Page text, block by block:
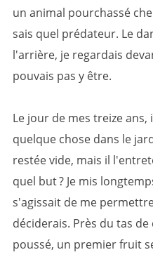
un animal pourchassé
sais quel prédateur. Le
l'arrière, je regardais
pouvais pas y être.
Le jour de mes treize
quelque chose dans le
restée vide, mais il
quel but ? Je mis
s'agissait de me
déciderais. Près du tas
poussé, un premier fruit